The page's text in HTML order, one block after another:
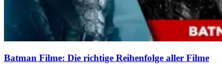
Batman Filme: Die richtige Reihenfolge aller Filme